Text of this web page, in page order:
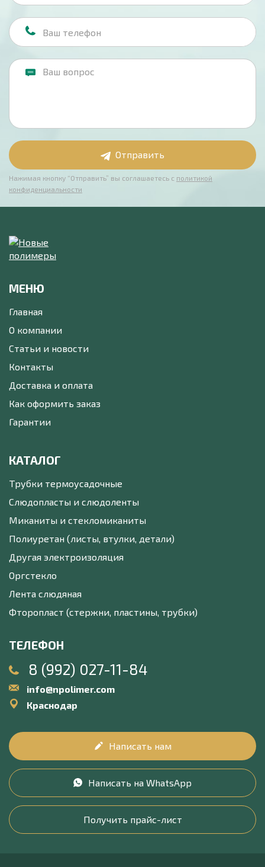
Отправить
Нажимая кнопку “Отправить” вы соглашаетесь с политикой
конфиденциальности
МЕНЮ
Главная
О компании
Статьи и новости
Контакты
Доставка и оплата
Как оформить заказ
Гарантии
КАТАЛОГ
Трубки термоусадочные
Слюдопласты и слюдоленты
Миканиты и стекломиканиты
Полиуретан (листы, втулки, детали)
Другая электроизоляция
Оргстекло
Лента слюдяная
Фторопласт (стержни, пластины, трубки)
ТЕЛЕФОН
8 (992) 027-11-84
info@npolimer.com
Краснодар
Написать нам
Написать на WhatsApp
Получить прайс-лист